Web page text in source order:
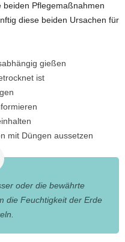
beiden Pflegemaßnahmen
diese beiden Ursachen für
gießen
ist
mit Düngen aussetzen
oder die bewährte
die Feuchtigkeit der Erde